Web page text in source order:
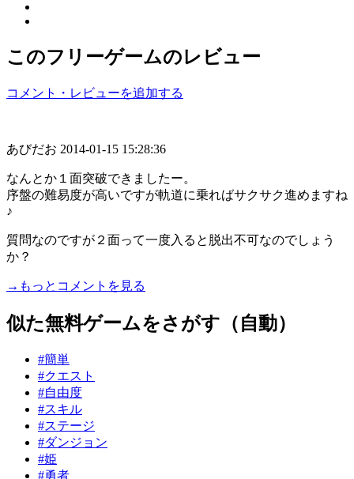
このフリーゲームのレビュー
コメント・レビューを追加する
あびだお 2014-01-15 15:28:36
なんとか１面突破できましたー。
序盤の難易度が高いですが軌道に乗ればサクサク進めますね
♪
質問なのですが２面って一度入ると脱出不可なのでしょう
か？
→もっとコメントを見る
似た無料ゲームをさがす（自動）
#簡単
#クエスト
#自由度
#スキル
#ステージ
#ダンジョン
#姫
#勇者